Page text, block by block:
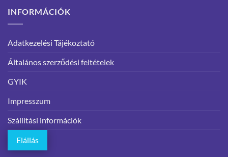
INFORMÁCIÓK
Adatkezelési Tájékoztató
Általános szerződési feltételek
GYIK
Impresszum
Szállítási információk
Elállás